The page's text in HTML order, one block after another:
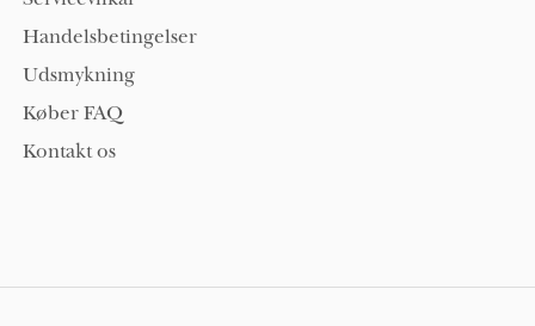
Handelsbetingelser
Udsmykning
Køber FAQ
Kontakt os